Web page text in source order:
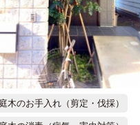
木のお手入れ（剪定・伐採）